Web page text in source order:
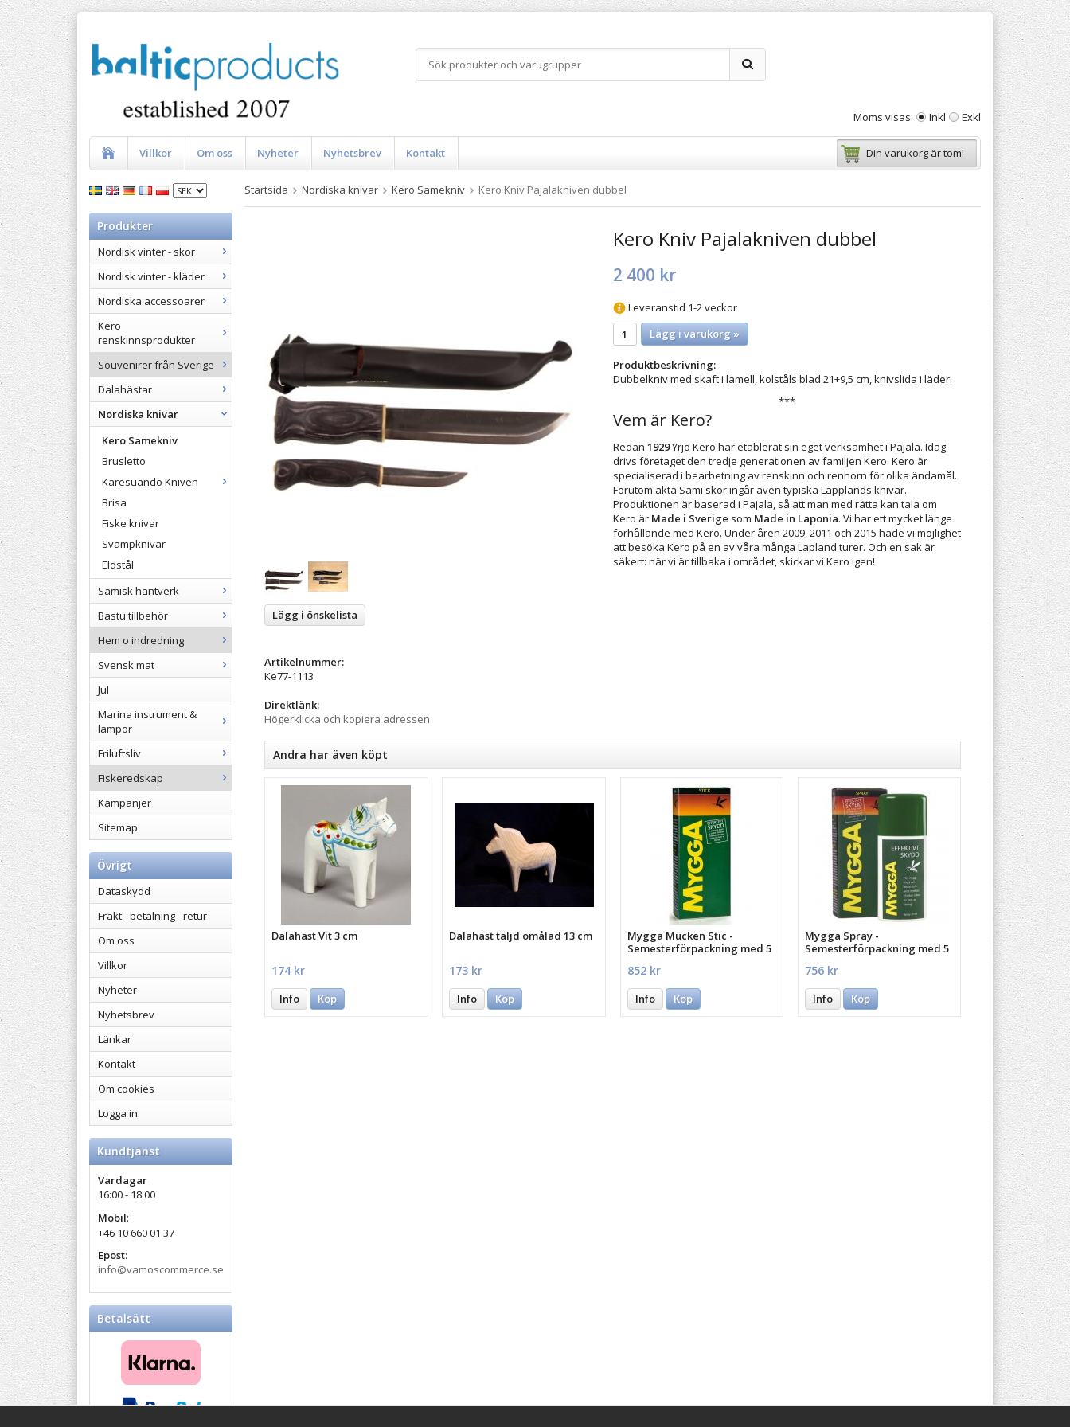
Moms visas: Inkl Exkl
Villkor Om oss Nyheter Nyhetsbrev Kontakt Din varukorg är tom!
Produkter
Nordisk vinter - skor
Nordisk vinter - kläder
Nordiska accessoarer
Kero
renskinnsprodukter
Souvenirer från Sverige
Dalahästar
Nordiska knivar
Kero Samekniv
Brusletto
Karesuando Kniven
Brisa
Fiske knivar
Svampknivar
Eldstål
Samisk hantverk
Bastu tillbehör
Hem o indredning
Svensk mat
Jul
Marina instrument &
lampor
Friluftsliv
Fiskeredskap
Kampanjer
Sitemap
Övrigt
Dataskydd
Frakt - betalning - retur
Om oss
Villkor
Nyheter
Nyhetsbrev
Länkar
Kontakt
Om cookies
Logga in
Kundtjänst
Vardagar
16:00 - 18:00
Mobil:
+46 10 660 01 37
Epost:
info@vamoscommerce.se
Betalsätt
Startsida Nordiska knivar Kero Samekniv Kero Kniv Pajalakniven dubbel
Kero Kniv Pajalakniven dubbel
2 400 kr
Leveranstid 1-2 veckor
Lägg i varukorg »
Produktbeskrivning:
Dubbelkniv med skaft i lamell, kolståls blad 21+9,5 cm, knivslida i läder.
***
Vem är Kero?
Redan 1929Yrjö Kero har etablerat sin eget verksamhet i Pajala. Idag
drivs företaget den tredje generationen av familjen Kero. Kero är
specialiserad i bearbetning av renskinn och renhorn för olika ändamål.
Förutom äkta Sami skor ingår även typiska Lapplands knivar.
Produktionen är baserad i Pajala, så att man med rätta kan tala om
Kero är Made i Sverige som Made in Laponia. Vi har ett mycket länge
förhållande med Kero. Under åren 2009, 2011 och 2015 hade vi möjlighet
att besöka Kero på en av våra många Lapland turer. Och en sak är
säkert: när vi är tillbaka i området, skickar vi Kero igen!
Lägg i önskelista
Artikelnummer:
Ke77-1113
Direktlänk:
Högerklicka och kopiera adressen
Andra har även köpt
Dalahäst Vit 3 cm
174 kr
Info Köp
Dalahäst täljd omålad 13 cm
173 kr
Info Köp
Mygga Mücken Stic -
Semesterförpackning med 5
852 kr
Info Köp
Mygga Spray -
Semesterförpackning med 5
756 kr
Info Köp